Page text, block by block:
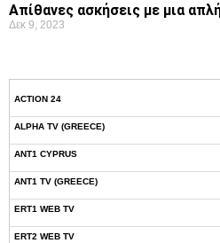
Απίθανες ασκήσεις με μια
Δεκ 9, 2023
ACTION 24
ALPHA TV (GREECE)
ANT1 CYPRUS
ANT1 TV (GREECE)
ERT1 WEB TV
ERT2 WEB TV